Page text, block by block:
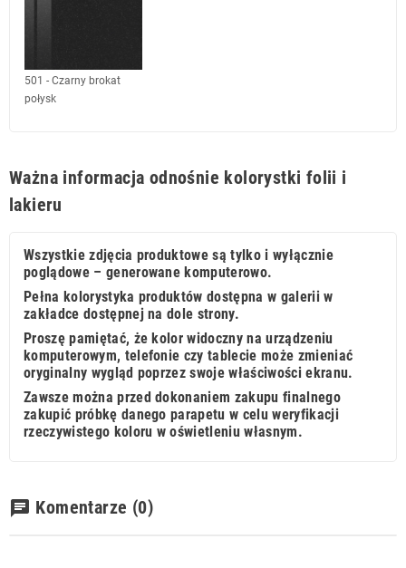
501 - Czarny brokat
połysk
Ważna informacja odnośnie kolorystki folii i
lakieru
Wszystkie zdjęcia produktowe są tylko i wyłącznie
poglądowe – generowane komputerowo.
Pełna kolorystyka produktów dostępna w galerii w
zakładce dostępnej na dole strony.
Proszę pamiętać, że kolor widoczny na urządzeniu
komputerowym, telefonie czy tablecie może zmieniać
oryginalny wygląd poprzez swoje właściwości ekranu.
Zawsze można przed dokonaniem zakupu finalnego
zakupić próbkę danego parapetu w celu weryfikacji
rzeczywistego koloru w oświetleniu własnym.
chat Komentarze (0)